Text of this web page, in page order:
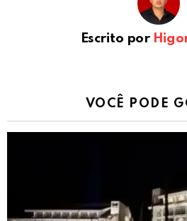
Escrito por
VOCÊ PODE